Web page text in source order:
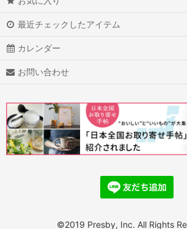
最近チェックしたアイテム
カレンダー
お問い合わせ
©2019 Presby, Inc. All Rights